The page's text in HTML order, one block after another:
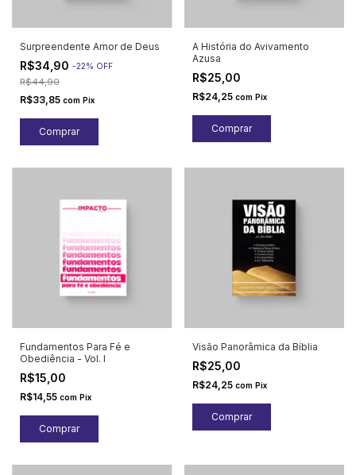
Surpreendente Amor de Deus
R$34,90 -22% OFF
R$44,90
R$33,85 com Pix
A História do Avivamento
Azusa
R$25,00
R$24,25 com Pix
Fundamentos Para Fé e
Obediência - Vol. I
R$15,00
R$14,55 com Pix
Visão Panorâmica da Bíblia
R$25,00
R$24,25 com Pix